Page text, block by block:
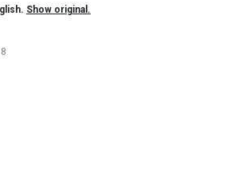
Show original.